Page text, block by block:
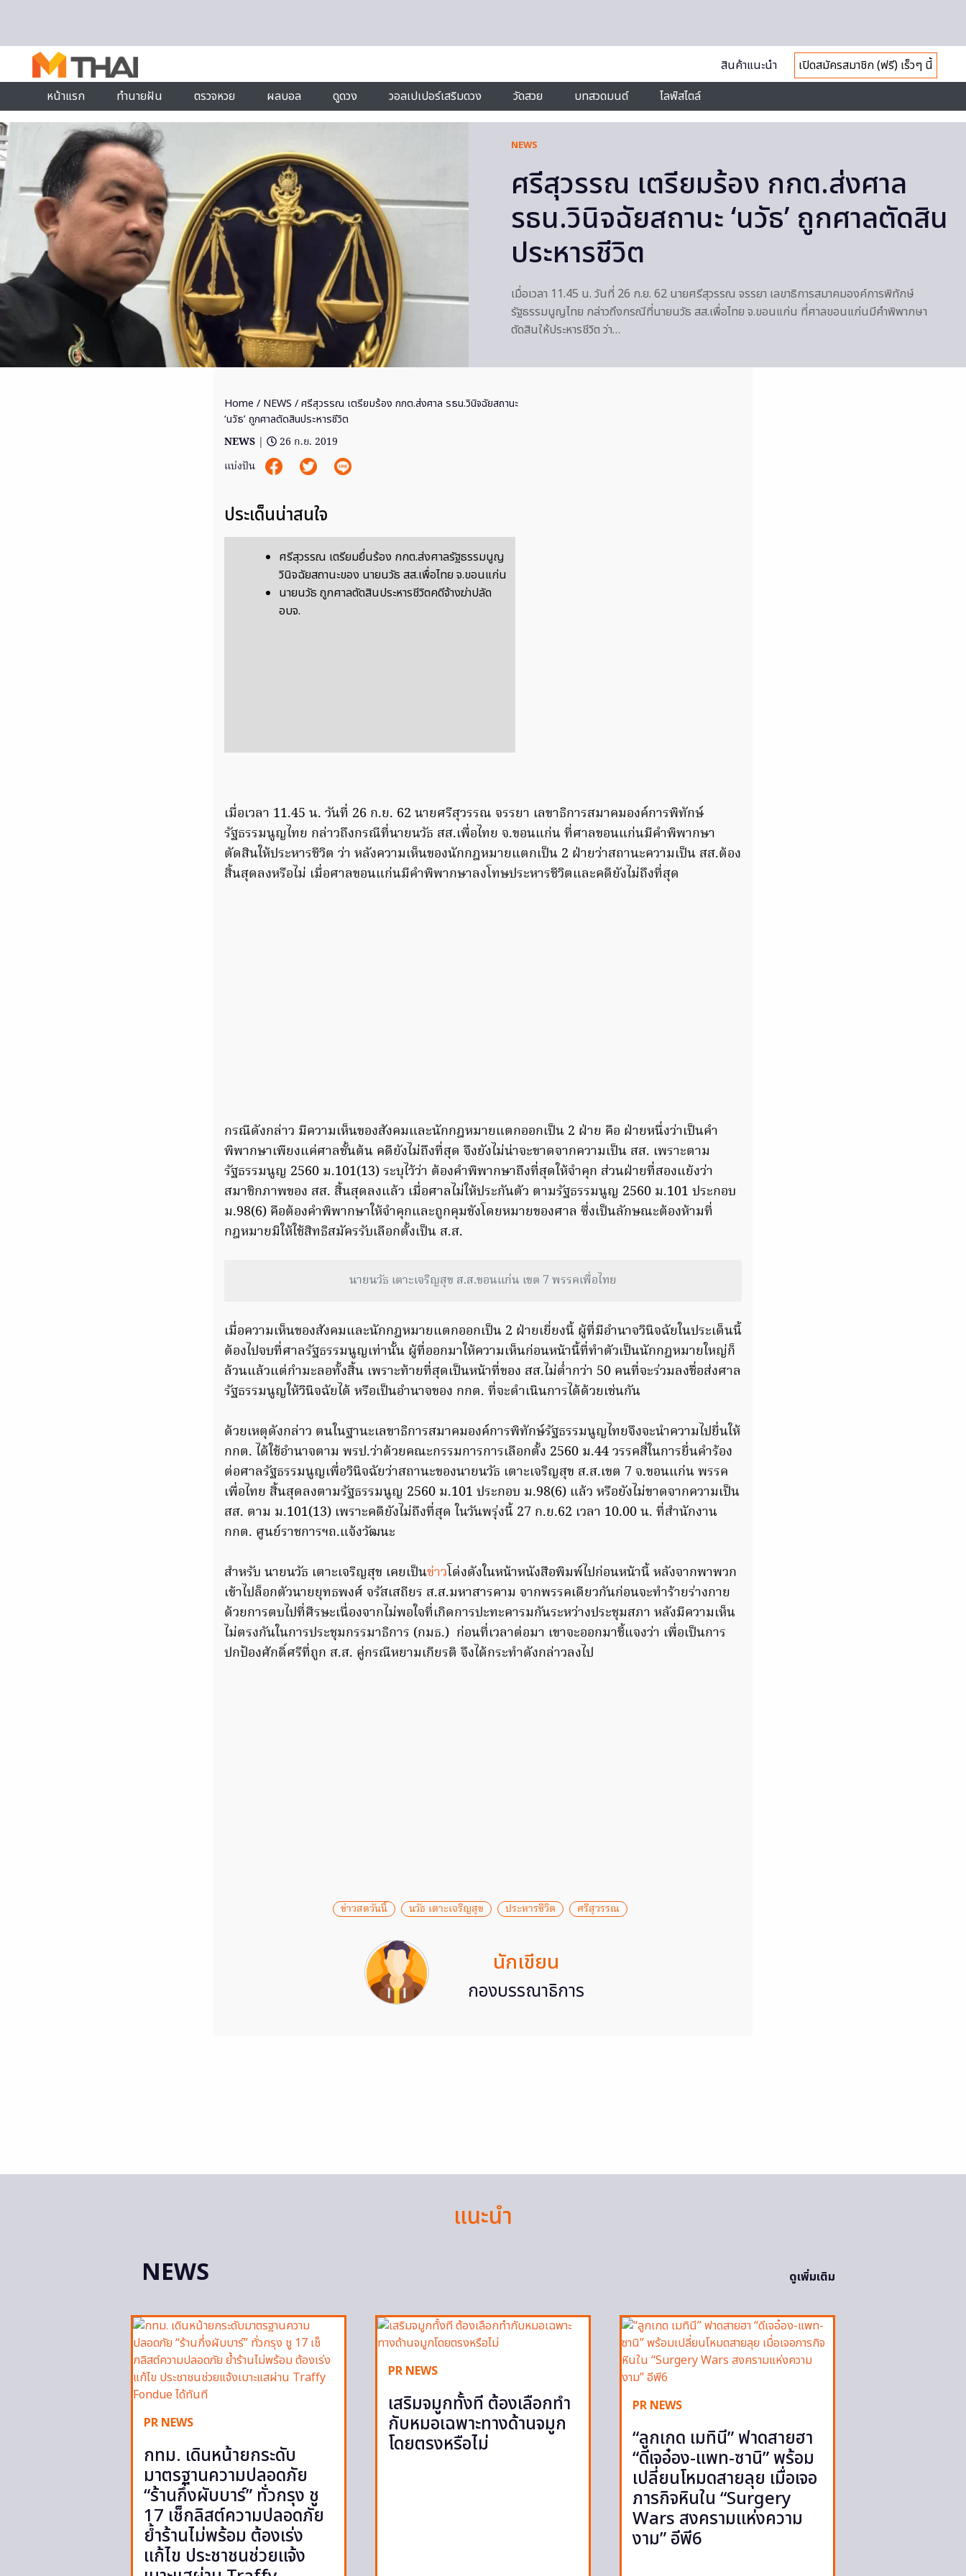
สินค้าแนะนำ
เปิดสมัครสมาชิก (ฟรี) เร็วๆ นี้
หน้าแรก
ทำนายฝัน ตรวจหวย ผลบอล ดูดวง วอลเปเปอร์เสริมดวง วัดสวย บทสวดมนต์ ไลฟ์สไตล์
NEWS
ศรีสุวรรณ เตรียมร้อง กกต.ส่งศาล
รธน.วินิจฉัยสถานะ ‘นวัธ’ ถูกศาลตัดสิน
ประหารชีวิต
เมื่อเวลา 11.45 น. วันที่ 26 ก.ย. 62 นายศรีสุวรรณ จรรยา เลขาธิการสมาคมองค์การพิทักษ์
รัฐธรรมนูญไทย กล่าวถึงกรณีที่นายนวัธ สส.เพื่อไทย จ.ขอนแก่น ที่ศาลขอนแก่นมีคำพิพากษา
ตัดสินให้ประหารชีวิต ว่า…
Home / NEWS / ศรีสุวรรณ เตรียมร้อง กกต.ส่งศาล รธน.วินิจฉัยสถานะ
‘นวัธ’ ถูกศาลตัดสินประหารชีวิต
NEWS |
26 ก.ย. 2019
แบ่งปัน
ประเด็นน่าสนใจ
ศรีสุวรรณ เตรียมยื่นร้อง กกต.ส่งศาลรัฐธรรมนูญ
วินิจฉัยสถานะของ นายนวัธ สส.เพื่อไทย จ.ขอนแก่น
นายนวัธ ถูกศาลตัดสินประหารชีวิตคดีจ้างฆ่าปลัด
อบจ.
เมื่อเวลา 11.45 น. วันที่ 26 ก.ย. 62 นายศรีสุวรรณ จรรยา เลขาธิการสมาคมองค์การพิทักษ์
รัฐธรรมนูญไทย กล่าวถึงกรณีที่นายนวัธ สส.เพื่อไทย จ.ขอนแก่น ที่ศาลขอนแก่นมีคำพิพากษา
ตัดสินให้ประหารชีวิต ว่า หลังความเห็นของนักกฎหมายแตกเป็น 2 ฝ่ายว่าสถานะความเป็น สส.ต้อง
สิ้นสุดลงหรือไม่ เมื่อศาลขอนแก่นมีคำพิพากษาลงโทษประหารชีวิตและคดียังไม่ถึงที่สุด
กรณีดังกล่าว มีความเห็นของสังคมและนักกฎหมายแตกออกเป็น 2 ฝ่าย คือ ฝ่ายหนึ่งว่าเป็นคำ
พิพากษาเพียงแค่ศาลชั้นต้น คดียังไม่ถึงที่สุด จึงยังไม่น่าจะขาดจากความเป็น สส. เพราะตาม
รัฐธรรมนูญ 2560 ม.101(13) ระบุไว้ว่า ต้องคำพิพากษาถึงที่สุดให้จำคุก ส่วนฝ่ายที่สองแย้งว่า
สมาชิกภาพของ สส. สิ้นสุดลงแล้ว เมื่อศาลไม่ให้ประกันตัว ตามรัฐธรรมนูญ 2560 ม.101 ประกอบ
ม.98(6) คือต้องคำพิพากษาให้จำคุกและถูกคุมขังโดยหมายของศาล ซึ่งเป็นลักษณะต้องห้ามที่
กฎหมายมิให้ใช้สิทธิสมัครรับเลือกตั้งเป็น ส.ส.
นายนวัธ เตาะเจริญสุข ส.ส.ขอนแก่น เขต 7 พรรคเพื่อไทย
เมื่อความเห็นของสังคมและนักกฎหมายแตกออกเป็น 2 ฝ่ายเยี่ยงนี้ ผู้ที่มีอำนาจวินิจฉัยในประเด็นนี้
ต้องไปจบที่ศาลรัฐธรรมนูญเท่านั้น ผู้ที่ออกมาให้ความเห็นก่อนหน้านี้ที่ทำตัวเป็นนักกฎหมายใหญ่ก็
ล้วนแล้วแต่กำมะลอทั้งสิ้น เพราะท้ายที่สุดเป็นหน้าที่ของ สส.ไม่ต่ำกว่า 50 คนที่จะร่วมลงชื่อส่งศาล
รัฐธรรมนูญให้วินิจฉัยได้ หรือเป็นอำนาจของ กกต. ที่จะดำเนินการได้ด้วยเช่นกัน
ด้วยเหตุดังกล่าว ตนในฐานะเลขาธิการสมาคมองค์การพิทักษ์รัฐธรรมนูญไทยจึงจะนำความไปยื่นให้
กกต. ได้ใช้อำนาจตาม พรป.ว่าด้วยคณะกรรมการการเลือกตั้ง 2560 ม.44 วรรคสี่ในการยื่นคำร้อง
ต่อศาลรัฐธรรมนูญเพื่อวินิจฉัยว่าสถานะของนายนวัธ เตาะเจริญสุข ส.ส.เขต 7 จ.ขอนแก่น พรรค
เพื่อไทย สิ้นสุดลงตามรัฐธรรมนูญ 2560 ม.101 ประกอบ ม.98(6) แล้ว หรือยังไม่ขาดจากความเป็น
สส. ตาม ม.101(13) เพราะคดียังไม่ถึงที่สุด ในวันพรุ่งนี้ 27 ก.ย.62 เวลา 10.00 น. ที่สำนักงาน
กกต. ศูนย์ราชการฯถ.แจ้งวัฒนะ
สำหรับ นายนวัธ เตาะเจริญสุข เคยเป็นข่าวโด่งดังในหน้าหนังสือพิมพ์ไปก่อนหน้านี้ หลังจากพาพวก
เข้าไปล็อกตัวนายยุทธพงศ์ จรัสเสถียร ส.ส.มหาสารคาม จากพรรคเดียวกันก่อนจะทำร้ายร่างกาย
ด้วยการตบไปที่ศีรษะเนื่องจากไม่พอใจที่เกิดการปะทะคารมกันระหว่างประชุมสภา หลังมีความเห็น
ไม่ตรงกันในการประชุมกรรมาธิการ (กมธ.) ก่อนที่เวลาต่อมา เขาจะออกมาชี้แจงว่า เพื่อเป็นการ
ปกป้องศักดิ์ศรีที่ถูก ส.ส. คู่กรณีหยามเกียรติ จึงได้กระทำดังกล่าวลงไป
ข่าวสดวันนี้ นวัธ เตาะเจริญสุข ประหารชีวิต ศรีสุวรรณ
นักเขียน
กองบรรณาธิการ
แนะนำ
NEWS
ดูเพิ่มเติม
PR NEWS
กทม. เดินหน้ายกระดับ
มาตรฐานความปลอดภัย
“ร้านกึ่งผับบาร์” ทั่วกรุง ชู
17 เช็กลิสต์ความปลอดภัย
ย้ำร้านไม่พร้อม ต้องเร่ง
แก้ไข ประชาชนช่วยแจ้ง
PR NEWS
เสริมจมูกทั้งที ต้องเลือกทำ
กับหมอเฉพาะทางด้านจมูก
โดยตรงหรือไม่
PR NEWS
“ลูกเกด เมทินี” ฟาดสายฮา
“ดีเจอ๋อง-แพท-ซานิ” พร้อม
เปลี่ยนโหมดสายลุย เมื่อเจอ
ภารกิจหินใน “Surgery
Wars สงครามแห่งความ
งาม” อีพี6